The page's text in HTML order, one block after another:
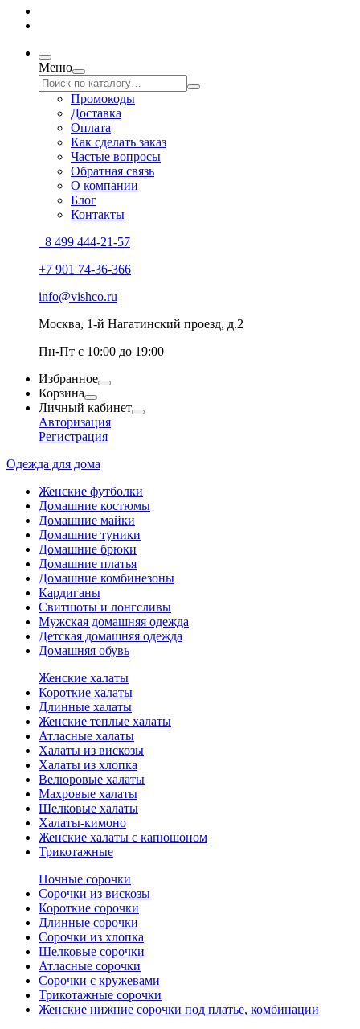
Меню
Промокоды
Доставка
Оплата
Как сделать заказ
Частые вопросы
Обратная связь
О компании
Блог
Контакты
8 499 444-21-57
+7 901 74-36-366
info@vishco.ru
Москва, 1-й Нагатинский проезд, д.2
Пн-Пт с 10:00 до 19:00
Избранное
Корзина
Личный кабинет
Авторизация
Регистрация
Одежда для дома
Женские футболки
Домашние костюмы
Домашние майки
Домашние туники
Домашние брюки
Домашние платья
Домашние комбинезоны
Кардиганы
Свитшоты и лонгсливы
Мужская домашняя одежда
Детская домашняя одежда
Домашняя обувь
Женские халаты
Короткие халаты
Длинные халаты
Женские теплые халаты
Атласные халаты
Халаты из вискозы
Халаты из хлопка
Велюровые халаты
Махровые халаты
Шелковые халаты
Халаты-кимоно
Женские халаты с капюшоном
Трикотажные
Ночные сорочки
Сорочки из вискозы
Короткие сорочки
Длинные сорочки
Сорочки из хлопка
Шелковые сорочки
Атласные сорочки
Сорочки с кружевами
Трикотажные сорочки
Женские нижние сорочки под платье, комбинации